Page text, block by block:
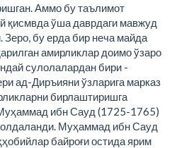
Аммо бу таълимот
қисмвда ўша даврдаги мавжуд
Зеро, бу ерда бир неча майда
амирликлар доимо ўзаро
сулолалардан бири -
ад-Диръияни ўзларига марказ
бирлаштиришга
ибн Сауд (1725-1765)
Муҳаммад ибн Сауд
байроғи остида ярим